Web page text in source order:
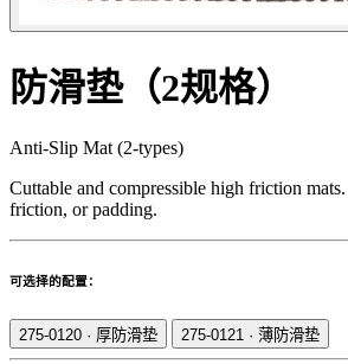
防滑垫（2规格）
Anti-Slip Mat (2-types)
Cuttable and compressible high friction
friction, or padding.
可选择的配置：
275-0120 · 厚防滑垫 275-0121 · 薄防滑垫